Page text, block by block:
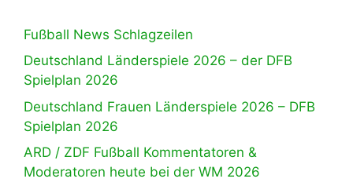
Fußball News Schlagzeilen
Deutschland Länderspiele 2026 – der DFB
Spielplan 2026
Deutschland Frauen Länderspiele 2026 – DFB
Spielplan 2026
ARD / ZDF Fußball Kommentatoren &
Moderatoren heute bei der WM 2026